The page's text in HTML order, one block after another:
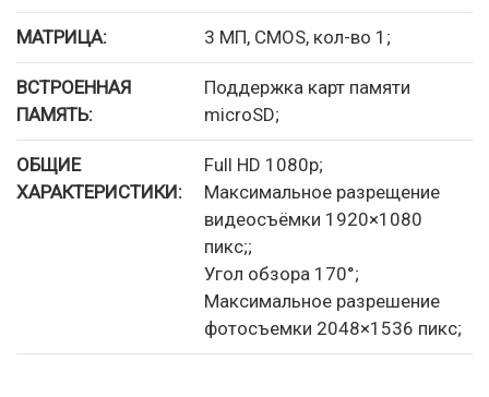
МАТРИЦА: 3 МП, CMOS, кол-во 1;
ВСТРОЕННАЯ
ПАМЯТЬ:
Поддержка карт памяти
microSD;
ОБЩИЕ
ХАРАКТЕРИСТИКИ:
Full HD 1080p;
Максимальное разрещение
видеосъёмки 1920×1080
пикс;;
Угол обзора 170°;
Максимальное разрешение
фотосъемки 2048×1536 пикс;